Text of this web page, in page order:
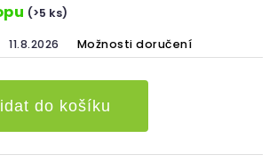
(>5 ks)
11.8.2026 Možnosti doručení
do košíku